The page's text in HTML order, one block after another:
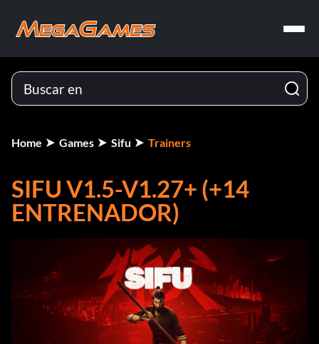
Home Games Sifu Trainers
SIFU V1.5-V1.27+ (+14
ENTRENADOR)